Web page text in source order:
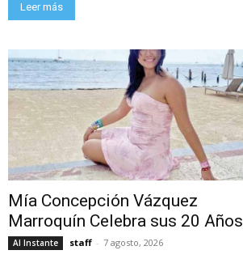
Leer más
Mía Concepción Vázquez
Marroquín Celebra sus 20 Años
Al Instante staff - 7 agosto, 2026